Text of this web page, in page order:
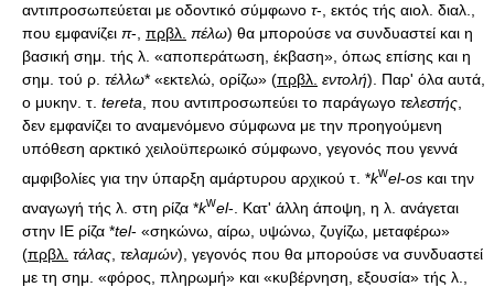
αντιπροσωπεύεται με οδοντικό σύμφωνο τ-, εκτός τής αιολ. διαλ.,
που εμφανίζει π-, πρβλ. πέλω) θα μπορούσε να συνδυαστεί και η
βασική σημ. τής λ. «αποπεράτωση, έκβαση», όπως επίσης και η
σημ. τού ρ. τέλλω* «εκτελώ, ορίζω» (πρβλ. εντολή). Παρ' όλα αυτά,
ο μυκην. τ. tereta, που αντιπροσωπεύει το παράγωγο τελεστής,
δεν εμφανίζει το αναμενόμενο σύμφωνα με την προηγούμενη
υπόθεση αρκτικό χειλοϋπερωικό σύμφωνο, γεγονός που γεννά
αμφιβολίες για την ύπαρξη αμάρτυρου αρχικού τ. *kwel-os και την
αναγωγή τής λ. στη ρίζα *kwel-. Κατ' άλλη άποψη, η λ. ανάγεται
στην ΙΕ ρίζα *tel- «σηκώνω, αίρω, υψώνω, ζυγίζω, μεταφέρω»
(πρβλ. τάλας τελαμών), γεγονός που θα μπορούσε να συνδυαστεί
με τη σημ. «φόρος, πληρωμή» και «κυβέρνηση, εξουσία» τής λ.,